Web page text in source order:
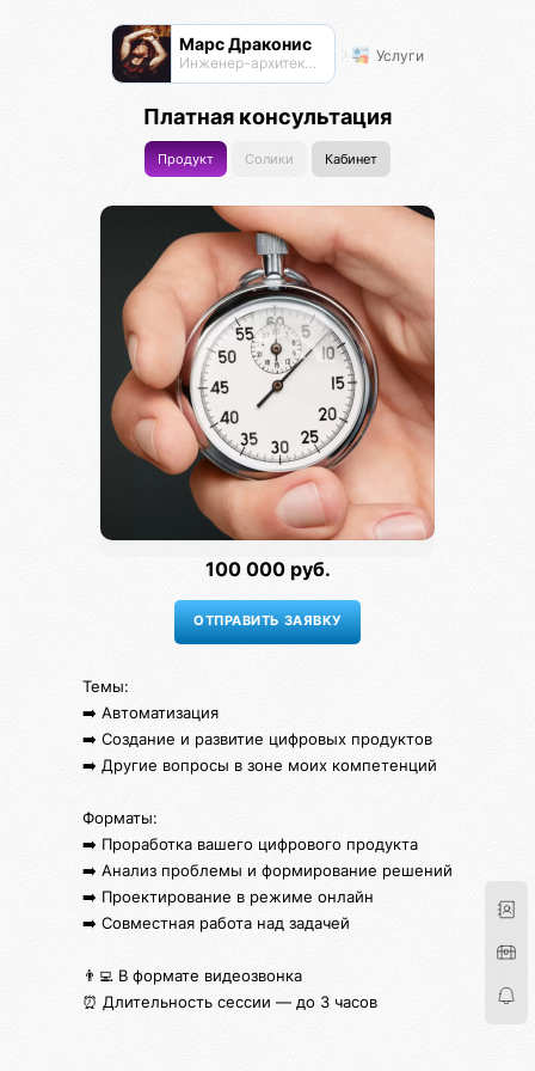
Марс Драконис
Инженер-архитектор Услуги
Платная консультация
Продукт Солики Кабинет
100 000 руб.
Темы:
➡️ Автоматизация
➡️ Создание и развитие цифровых продуктов
➡️ Другие вопросы в зоне моих компетенций
Форматы:
➡️ Проработка вашего цифрового продукта
➡️ Анализ проблемы и формирование решений
➡️ Проектирование в режиме онлайн
➡️ Совместная работа над задачей
👨‍💻 В формате видеозвонка
⏰ Длительность сессии — до 3 часов